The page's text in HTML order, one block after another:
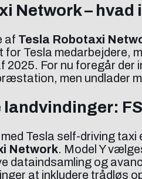
Network –
af Tesla Robotaxi
Tesla medarbejdere,
2025. For nu foregår
men undlader
Tesla self-driving
Network. Model Y
dataindsamling og
at inkludere trådløs